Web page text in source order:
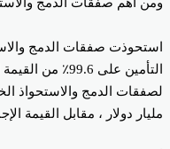
صفقات الدمج
التأمين على 99.6٪
دولار ، مقابل القيمة الإجمالية البالغة 12.92